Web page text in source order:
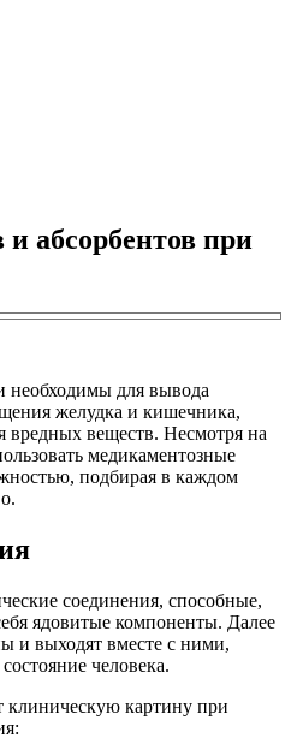
абсорбентов при
необходимы для вывода
желудка и кишечника,
вредных веществ. Несмотря на
медикаментозные
подбирая в каждом
соединения, способные,
ядовитые компоненты. Далее
и выходят вместе с ними,
человека.
картину при